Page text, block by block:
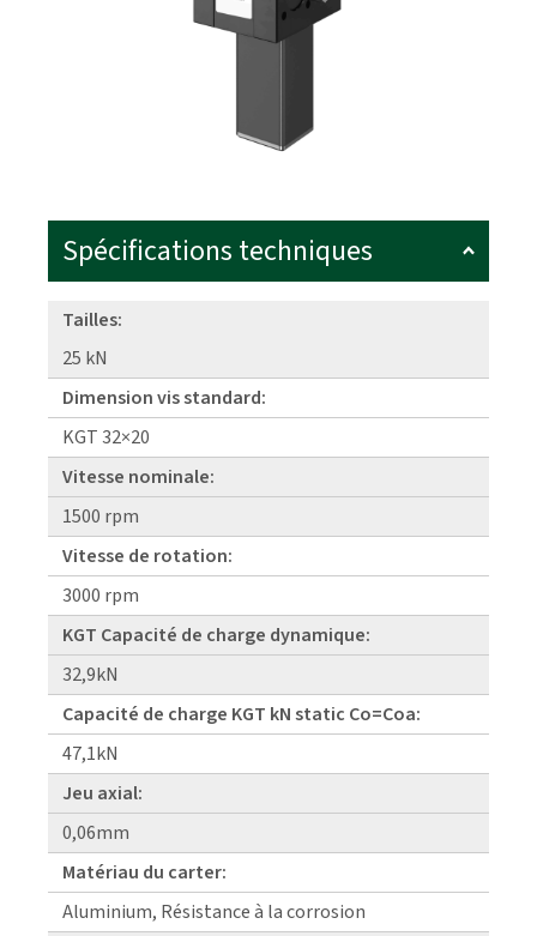
Spécifications techniques
Tailles:
25 kN
Dimension vis standard:
KGT 32×20
Vitesse nominale:
1500 rpm
Vitesse de rotation:
3000 rpm
KGT Capacité de charge dynamique:
32,9kN
Capacité de charge KGT kN static Co=Coa:
47,1kN
Jeu axial:
0,06mm
Matériau du carter:
Aluminium, Résistance à la corrosion